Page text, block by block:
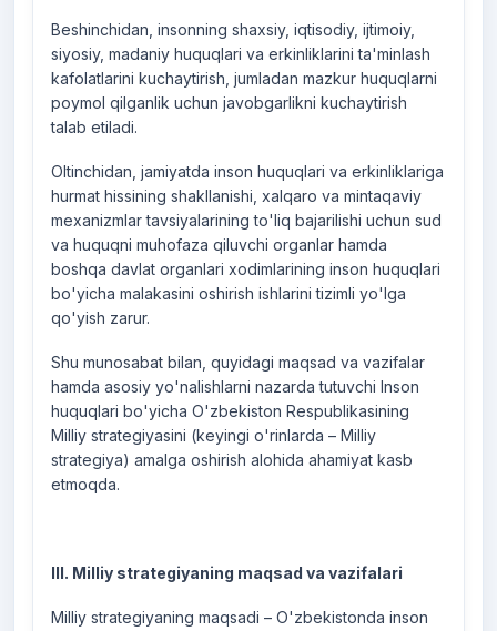
Beshinchidan, insonning shaxsiy, iqtisodiy, ijtimoiy,
siyosiy, madaniy huquqlari va erkinliklarini ta'minlash
kafolatlarini kuchaytirish, jumladan mazkur huquqlarni
poymol qilganlik uchun javobgarlikni kuchaytirish
talab etiladi.
Oltinchidan, jamiyatda inson huquqlari va erkinliklariga
hurmat hissining shakllanishi, xalqaro va mintaqaviy
mexanizmlar tavsiyalarining to'liq bajarilishi uchun sud
va huquqni muhofaza qiluvchi organlar hamda
boshqa davlat organlari xodimlarining inson huquqlari
bo'yicha malakasini oshirish ishlarini tizimli yo'lga
qo'yish zarur.
Shu munosabat bilan, quyidagi maqsad va vazifalar
hamda asosiy yo'nalishlarni nazarda tutuvchi Inson
huquqlari bo'yicha O'zbekiston Respublikasining
Milliy strategiyasini (keyingi o'rinlarda – Milliy
strategiya) amalga oshirish alohida ahamiyat kasb
etmoqda.
III. Milliy strategiyaning maqsad va vazifalari
Milliy strategiyaning maqsadi – O'zbekistonda inson